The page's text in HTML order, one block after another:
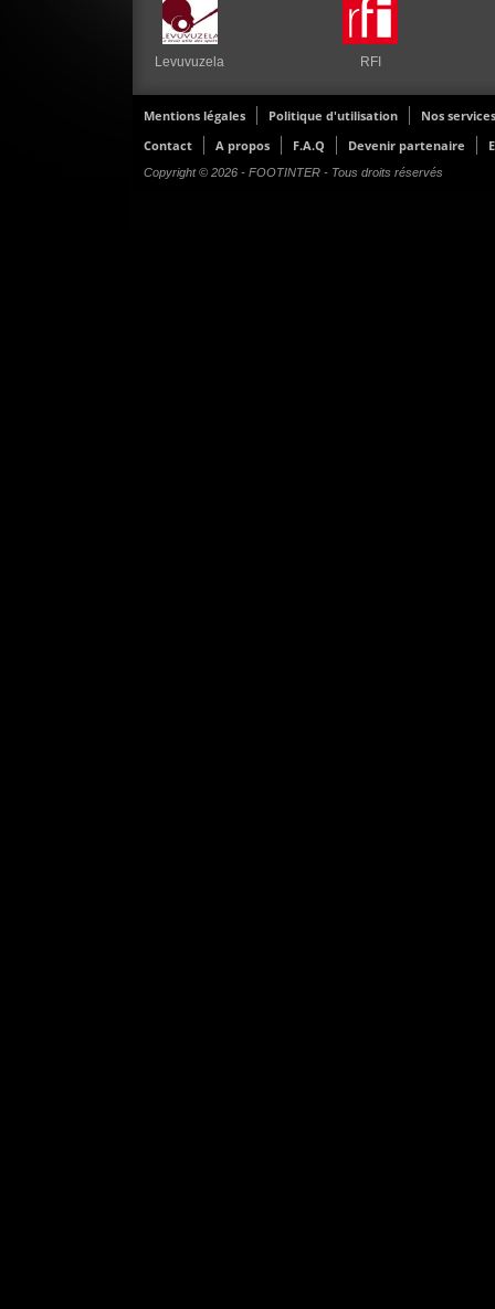
Levuvuzela RFI
Mentions légales Politique d'utilisation
Nos services
Contact
A propos F.A.Q Devenir partenaire
Copyright © 2026 - FOOTINTER - Tous droits réservés